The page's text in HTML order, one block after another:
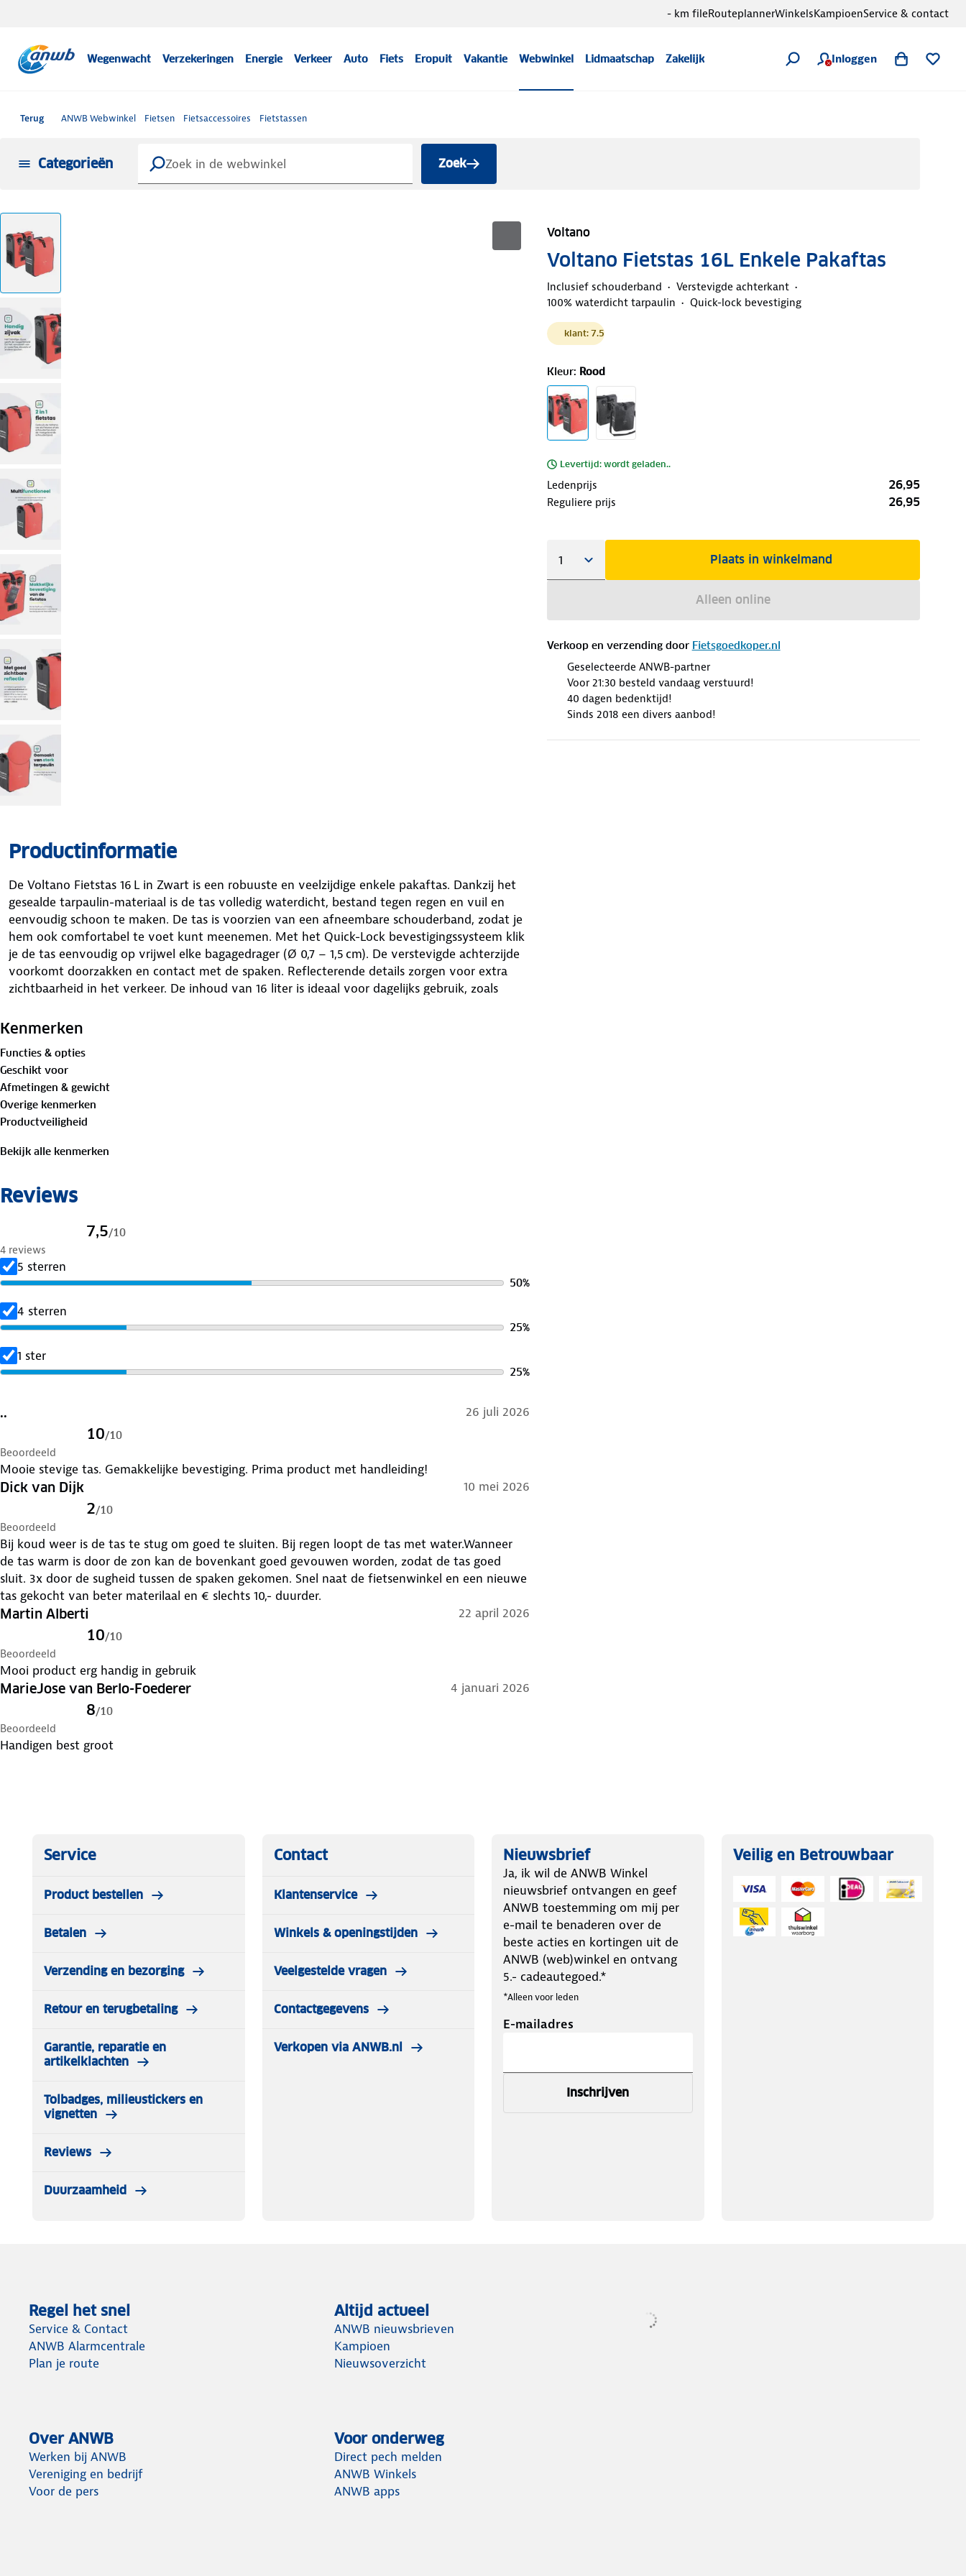
Wegenwacht Verzekeringen Energie Verkeer Auto Fiets Eropuit Vakantie Webwinkel Lidmaatschap Zakelijk Inloggen
- km fileRouteplannerWinkelsKampioenService & contact
Terug ANWB Webwinkel Fietsen Fietsaccessoires Fietstassen
Categorieën Zoek
Voltano
Voltano Fietstas 16L Enkele Pakaftas
Inclusief schouderband
Verstevigde achterkant
100% waterdicht tarpaulin
Quick-lock bevestiging
klant: 7.5
Kleur: Rood
Levertijd: wordt geladen..
Ledenprijs 26,95
Reguliere prijs 26,95
Plaats in winkelmand
Alleen online
Verkoop en verzending door Fietsgoedkoper.nl
Geselecteerde ANWB-partner
Voor 21:30 besteld vandaag verstuurd!
40 dagen bedenktijd!
Sinds 2018 een divers aanbod!
Productinformatie
De Voltano Fietstas 16 L in Zwart is een robuuste en veelzijdige enkele pakaftas. Dankzij het
gesealde tarpaulin-materiaal is de tas volledig waterdicht, bestand tegen regen en vuil en
eenvoudig schoon te maken. De tas is voorzien van een afneembare schouderband, zodat je
hem ook comfortabel te voet kunt meenemen. Met het Quick-Lock bevestigingssysteem klik
je de tas eenvoudig op vrijwel elke bagagedrager (Ø 0,7 – 1,5 cm). De verstevigde achterzijde
voorkomt doorzakken en contact met de spaken. Reflecterende details zorgen voor extra
zichtbaarheid in het verkeer. De inhoud van 16 liter is ideaal voor dagelijks gebruik, zoals
Kenmerken
Functies & opties
Geschikt voor
Afmetingen & gewicht
Overige kenmerken
Productveiligheid
Bekijk alle kenmerken
Reviews
7,5/10
4 reviews
5 sterren
50%
4 sterren
25%
1 ster
25%
.. 26 juli 2026
10/10
Beoordeeld
Mooie stevige tas. Gemakkelijke bevestiging. Prima product met handleiding!
Dick van Dijk 10 mei 2026
2/10
Beoordeeld
Bij koud weer is de tas te stug om goed te sluiten. Bij regen loopt de tas met water.Wanneer
de tas warm is door de zon kan de bovenkant goed gevouwen worden, zodat de tas goed
sluit. 3x door de sugheid tussen de spaken gekomen. Snel naat de fietsenwinkel en een nieuwe
tas gekocht van beter materilaal en € slechts 10,- duurder.
Martin Alberti 22 april 2026
10/10
Beoordeeld
Mooi product erg handig in gebruik
MarieJose van Berlo-Foederer 4 januari 2026
8/10
Beoordeeld
Handigen best groot
Service
Product bestellen
Betalen
Verzending en bezorging
Retour en terugbetaling
Garantie, reparatie en
artikelklachten
Tolbadges, milieustickers en
vignetten
Reviews
Duurzaamheid
Contact
Klantenservice
Winkels & openingstijden
Veelgestelde vragen
Contactgegevens
Verkopen via ANWB.nl
Nieuwsbrief
Ja, ik wil de ANWB Winkel
nieuwsbrief ontvangen en geef
ANWB toestemming om mij per
e-mail te benaderen over de
beste acties en kortingen uit de
ANWB (web)winkel en ontvang
5.- cadeautegoed.*
*Alleen voor leden
E-mailadres
Inschrijven
Veilig en Betrouwbaar
Regel het snel
Service & Contact
ANWB Alarmcentrale
Plan je route
Altijd actueel
ANWB nieuwsbrieven
Kampioen
Nieuwsoverzicht
Over ANWB
Werken bij ANWB
Vereniging en bedrijf
Voor de pers
Voor onderweg
Direct pech melden
ANWB Winkels
ANWB apps